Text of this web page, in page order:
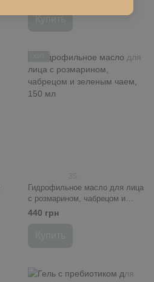
Купить
Гидрофильное масло для лица
с розмарином, чабрецом и
зеленым чаем, 150 мл
440 грн